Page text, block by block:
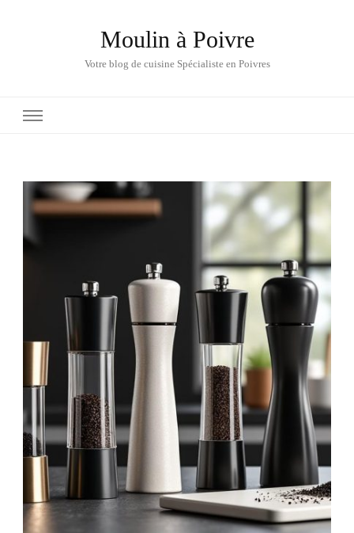
Moulin à Poivre
Votre blog de cuisine Spécialiste en Poivres